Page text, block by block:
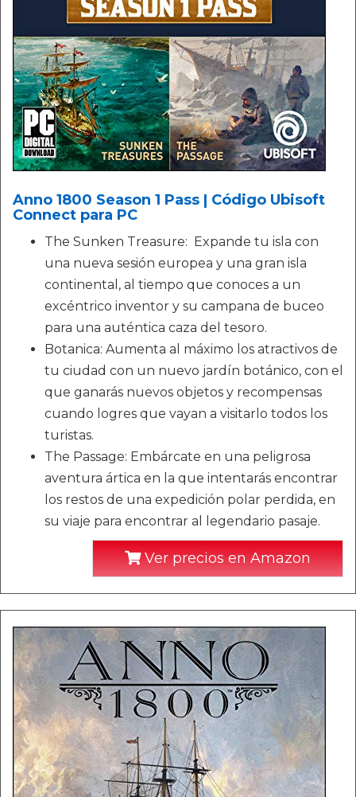
Anno 1800 Season 1 Pass | Código Ubisoft
Connect para PC
The Sunken Treasure: Expande tu isla con
una nueva sesión europea y una gran isla
continental, al tiempo que conoces a un
excéntrico inventor y su campana de buceo
para una auténtica caza del tesoro.
Botanica: Aumenta al máximo los atractivos de
tu ciudad con un nuevo jardín botánico, con el
que ganarás nuevos objetos y recompensas
cuando logres que vayan a visitarlo todos los
turistas.
The Passage: Embárcate en una peligrosa
aventura ártica en la que intentarás encontrar
los restos de una expedición polar perdida, en
su viaje para encontrar al legendario pasaje.
Ver precios en Amazon